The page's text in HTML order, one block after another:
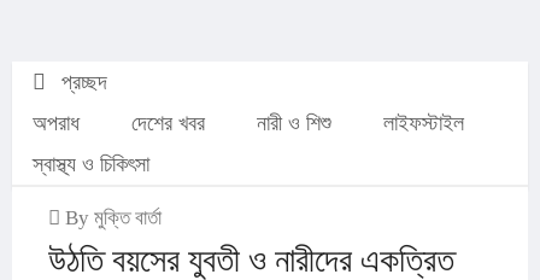
প্রচ্ছদ
অপরাধ
দেশের খবর নারী ও শিশু
লাইফস্টাইল
স্বাস্থ্য ও চিকিৎসা
By মুক্তি বার্তা
উঠতি বয়সের যুবতী ও নারীদের একত্রিত